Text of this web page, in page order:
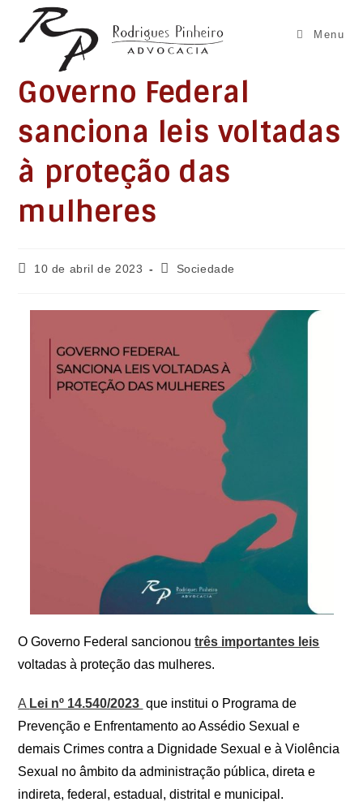
Menu
Governo Federal
sanciona leis voltadas
à proteção das
mulheres
Post10 de abril de 2023
Categoria
Sociedade
O Governo Federal sancionoutrês importantes leis
voltadas à proteção das mulheres.
A Lei nº 14.540/2023 que institui o Programa de
Prevenção e Enfrentamento ao Assédio Sexual e
demais Crimes contra a Dignidade Sexual e à Violência
Sexual no âmbito da administração pública, direta e
indireta, federal, estadual, distrital e municipal.